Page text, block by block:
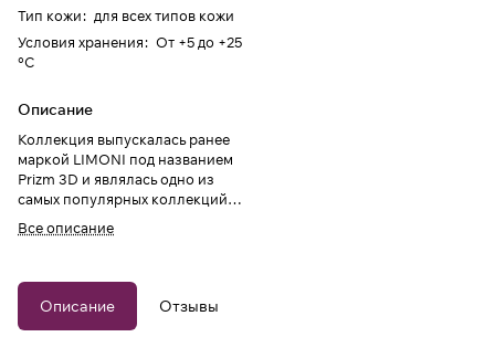
Тип кожи: для всех типов кожи
Условия хранения: От +5 до +25
°C
Описание
Коллекция выпускалась ранее
маркой LIMONI под названием
Prizm 3D и являлась одно из
самых популярных коллекций
Все описание
Описание Отзывы